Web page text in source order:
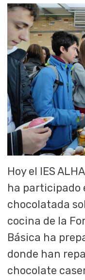
Hoy el IES
ha participado
chocolatada
cocina de la
Básica ha
donde han
chocolate